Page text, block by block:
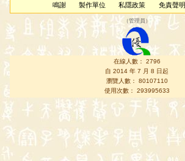
鳴謝
製作單位 私隱政策 免責聲明
（管理員 ）
在線人數： 2796
自 2014 年 7 月 8 日起
瀏覽人數： 80107110
使用次數： 293995633